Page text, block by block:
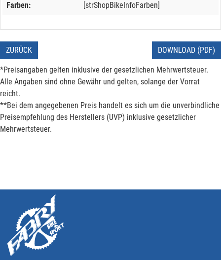
Farben: [strShopBikeInfoFarben]
ZURÜCK DOWNLOAD (PDF)
*Preisangaben gelten inklusive der gesetzlichen Mehrwertsteuer.
Alle Angaben sind ohne Gewähr und gelten, solange der Vorrat
reicht.
**Bei dem angegebenen Preis handelt es sich um die unverbindliche
Preisempfehlung des Herstellers (UVP) inklusive gesetzlicher
Mehrwertsteuer.